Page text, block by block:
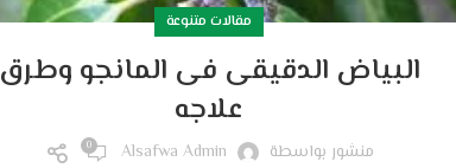
مقالات متنوعة
البياض الدقيقى فى المانجو وطرق
علاجه
منشور بواسطة Alsafwa Admin
0